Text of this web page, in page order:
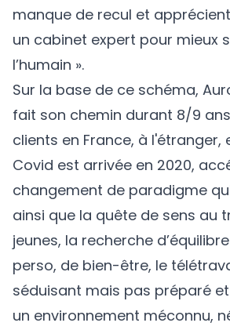
manque de recul et
un cabinet expert pour mieux
l’humain ».
Sur la base de ce schéma,
fait son chemin durant 8/9
clients en France, à l'étranger,
Covid est arrivée en 2020,
changement de paradigme
ainsi que la quête de sens au
jeunes, la recherche
perso, de bien-être, le
séduisant mais pas préparé
un environnement méconnu,